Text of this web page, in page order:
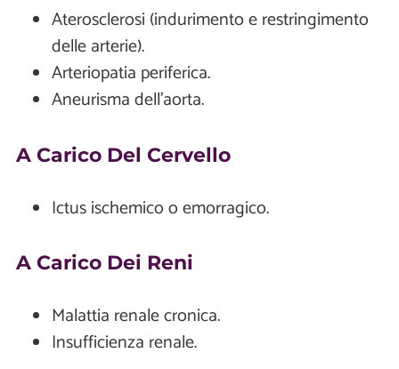
Aterosclerosi (indurimento e restringimento
delle arterie).
Arteriopatia periferica.
Aneurisma dell'aorta.
A Carico Del Cervello
Ictus ischemico o emorragico.
A Carico Dei Reni
Malattia renale cronica.
Insufficienza renale.